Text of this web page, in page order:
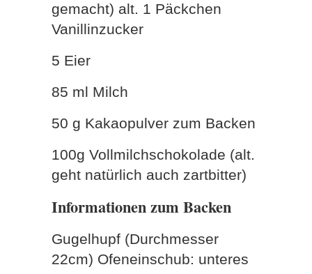
gemacht) alt. 1 Päckchen
Vanillinzucker
5 Eier
85 ml Milch
50 g Kakaopulver zum Backen
100g Vollmilchschokolade (alt.
geht natürlich auch zartbitter)
Informationen zum Backen
Gugelhupf (Durchmesser
22cm) Ofeneinschub: unteres